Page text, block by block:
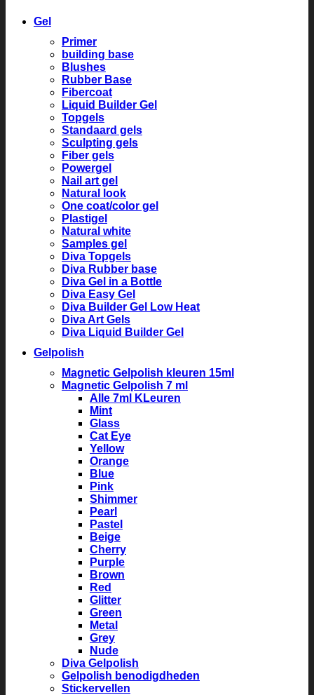
Gel
Primer
building base
Blushes
Rubber Base
Fibercoat
Liquid Builder Gel
Topgels
Standaard gels
Sculpting gels
Fiber gels
Powergel
Nail art gel
Natural look
One coat/color gel
Plastigel
Natural white
Samples gel
Diva Topgels
Diva Rubber base
Diva Gel in a Bottle
Diva Easy Gel
Diva Builder Gel Low Heat
Diva Art Gels
Diva Liquid Builder Gel
Gelpolish
Magnetic Gelpolish kleuren 15ml
Magnetic Gelpolish 7 ml
Alle 7ml KLeuren
Mint
Glass
Cat Eye
Yellow
Orange
Blue
Pink
Shimmer
Pearl
Pastel
Beige
Cherry
Purple
Brown
Red
Glitter
Green
Metal
Grey
Nude
Diva Gelpolish
Gelpolish benodigdheden
Stickervellen